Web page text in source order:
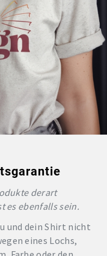
derart
es ebenfalls sein.
und dein Shirt nicht
eines Lochs,